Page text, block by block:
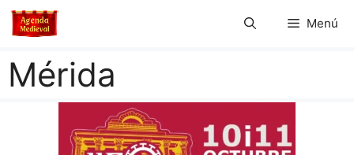
Saltar
Menú
Mérida